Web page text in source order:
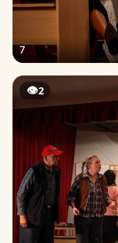
7
👁2